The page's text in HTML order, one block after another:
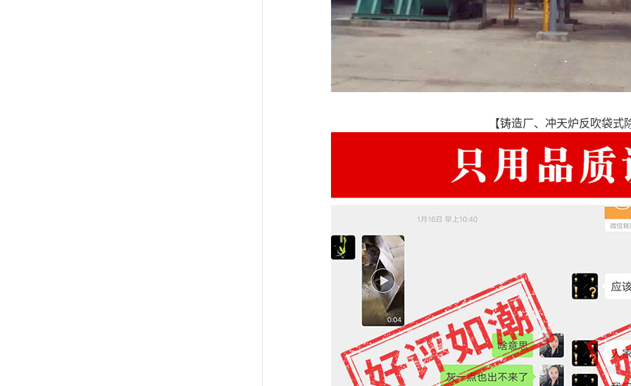
【铸造厂、冲天炉反吹袋式